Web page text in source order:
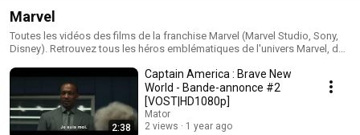
Marvel
Toutes les vidéos des films de la franchise Marvel (Marvel Studio, Sony,
Disney). Retrouvez tous les héros emblématiques de l'univers Marvel, des
2:38
Captain America : Brave New
World - Bande-annonce #2
[VOST|HD1080p]
Mator
2 views
1 year ago